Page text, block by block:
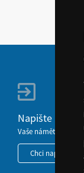
Napište nám
Vaše náměty,
Chci napsat